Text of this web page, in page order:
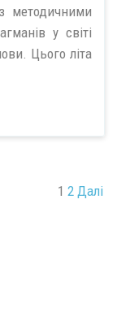
методичними
у світі
Цього літа
1 2 Далі